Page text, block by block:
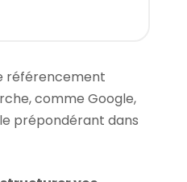
référencement
comme Google,
prépondérant dans